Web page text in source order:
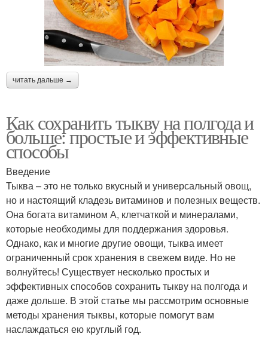
читать дальше →
Как сохранить тыкву на полгода и
больше: простые и эффективные
способы
Введение
Тыква – это не только вкусный и универсальный овощ,
но и настоящий кладезь витаминов и полезных веществ.
Она богата витамином А, клетчаткой и минералами,
которые необходимы для поддержания здоровья.
Однако, как и многие другие овощи, тыква имеет
ограниченный срок хранения в свежем виде. Но не
волнуйтесь! Существует несколько простых и
эффективных способов сохранить тыкву на полгода и
даже дольше. В этой статье мы рассмотрим основные
методы хранения тыквы, которые помогут вам
наслаждаться ею круглый год.